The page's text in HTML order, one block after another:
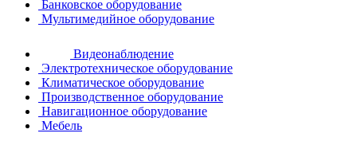
Банковское оборудование
Мультимедийное оборудование
Видеонаблюдение
Электротехническое оборудование
Климатическое оборудование
Производственное оборудование
Навигационное оборудование
Мебель